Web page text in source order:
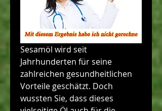
Sesamöl wird seit
Jahrhunderten für seine
zahlreichen gesundheitlichen
Vorteile geschätzt. Doch
wussten Sie, dass dieses